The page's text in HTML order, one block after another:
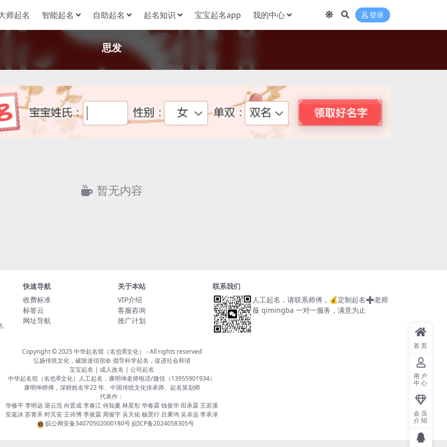
师起名 智能起名 自助起名 起名知识 宝宝起名app 我的中心 登录
思发
暂无内容
快速导航
收费标准
标签云
网址导航
关于本站
VIP介绍
客服咨询
推广计划
联系我们
人工起名，请联系师傅， 💰定制起名➕老师
薇 qimingba 一对一服务，满意为止
Copyright © 2025中华起名馆（名也®文化） - All rights reserved
弘扬传统文化，破除迷信宿命 倡导科学起名，促进社会和谐
宝宝起名 | 成人改名 | 公司起名
中华起名馆（名也®文化）人工起名，康明坤老师电话/微信（13955901934）
康明坤师傅，深耕姓名学22 年、中国传统文化传承师、起名策划师
代表作：
华修平 李明远 湛云浩 向晋成 李春江 何知夏 林星彤 华春霖 钱俊华 田承霖 王若溪
安嘉沐 苏青禾 时芃安 王诗博 李俊霖 周俊宇 吴天佑 杨景行 吕秉鸿 吴卓远 李承泽
皖公网安备34070502000180号皖ICP备2024058305号
首页
用户
中心
会员
介绍